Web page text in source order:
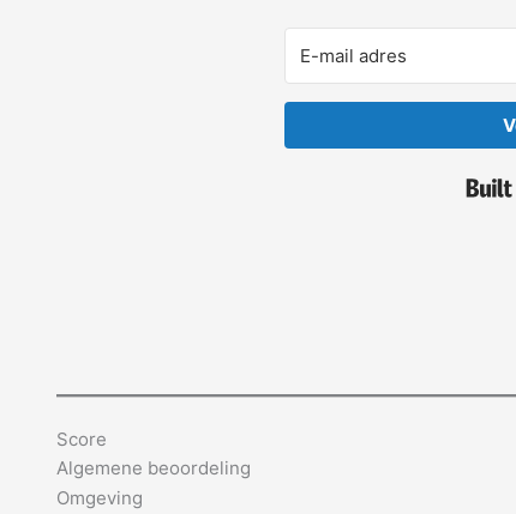
Score
Algemene beoordeling
Omgeving